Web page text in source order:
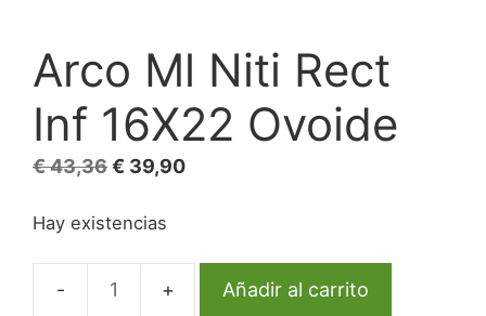
Arco Ml Niti Rect
Inf 16X22 Ovoide
€43,36El
original
€ 43,36.
€ 39,90El
€ 39,90.
Hay existencias
Arco
Añadir al carrito